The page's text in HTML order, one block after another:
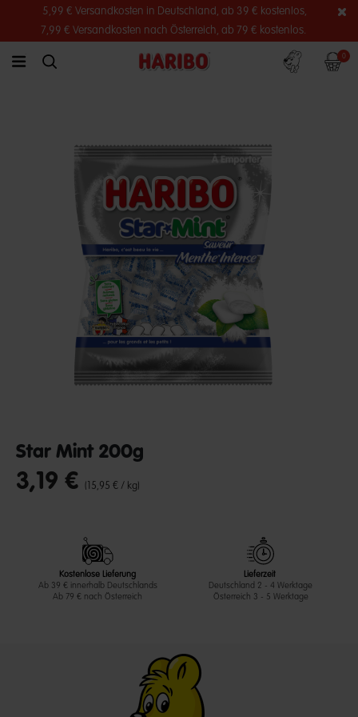
5,99 € Versandkosten in Deutschland, ab 39 € kostenlos,
7,99 € Versandkosten nach Österreich, ab 79 € kostenlos.
link.header.menu.label
simplesearch.search.label
Konto 0
Star Mint 200g
undefined out of 5 Customer Rating
3,19 € (15,95 € / kg)
Kostenlose Lieferung
Ab 39 € innerhalb Deutschlands
Ab 79 € nach Österreich
Lieferzeit
Deutschland 2 - 4 Werktage
Österreich 3 - 5 Werktage